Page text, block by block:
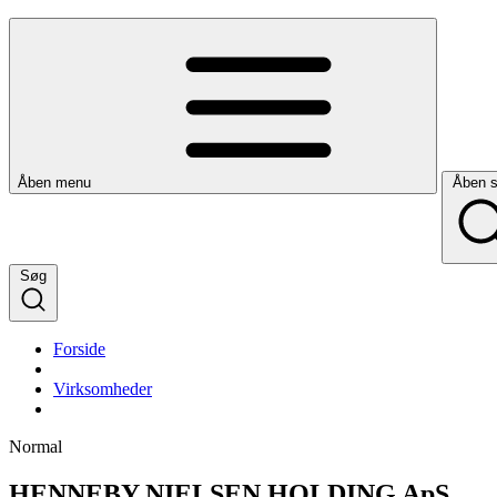
Åben menu Åben
Søg
Forside
Virksomheder
Normal